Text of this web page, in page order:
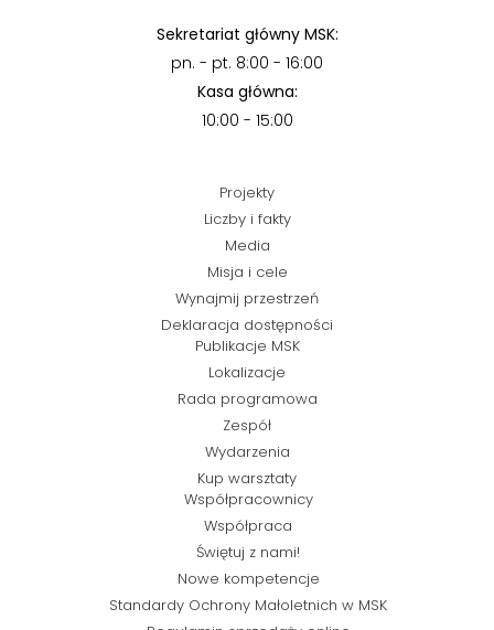
Sekretariat główny MSK:
pn. - pt. 8:00 - 16:00
Kasa główna:
10:00 - 15:00
Projekty
Liczby i fakty
Media
Misja i cele
Wynajmij przestrzeń
Deklaracja dostępności
Publikacje MSK
Lokalizacje
Rada programowa
Zespół
Wydarzenia
Kup warsztaty
Współpracownicy
Współpraca
Świętuj z nami!
Nowe kompetencje
Standardy Ochrony Małoletnich w MSK